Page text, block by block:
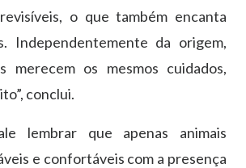
o que também encanta
Independentemente da origem,
merecem os mesmos cuidados,
conclui.
lembrar que apenas animais
e confortáveis com a presença